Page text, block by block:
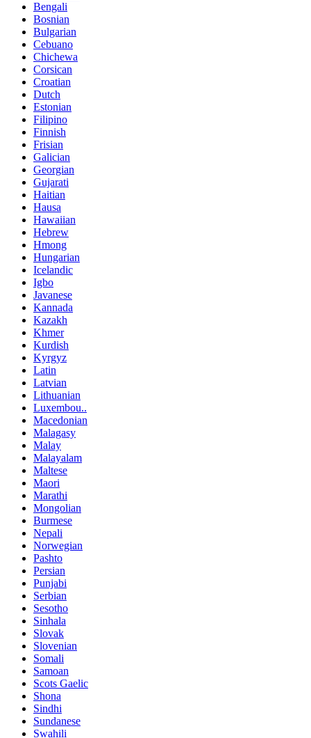
Bengali
Bosnian
Bulgarian
Cebuano
Chichewa
Corsican
Croatian
Dutch
Estonian
Filipino
Finnish
Frisian
Galician
Georgian
Gujarati
Haitian
Hausa
Hawaiian
Hebrew
Hmong
Hungarian
Icelandic
Igbo
Javanese
Kannada
Kazakh
Khmer
Kurdish
Kyrgyz
Latin
Latvian
Lithuanian
Luxembou..
Macedonian
Malagasy
Malay
Malayalam
Maltese
Maori
Marathi
Mongolian
Burmese
Nepali
Norwegian
Pashto
Persian
Punjabi
Serbian
Sesotho
Sinhala
Slovak
Slovenian
Somali
Samoan
Scots Gaelic
Shona
Sindhi
Sundanese
Swahili